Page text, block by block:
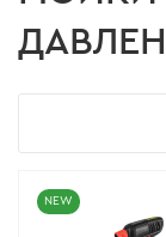
NEW